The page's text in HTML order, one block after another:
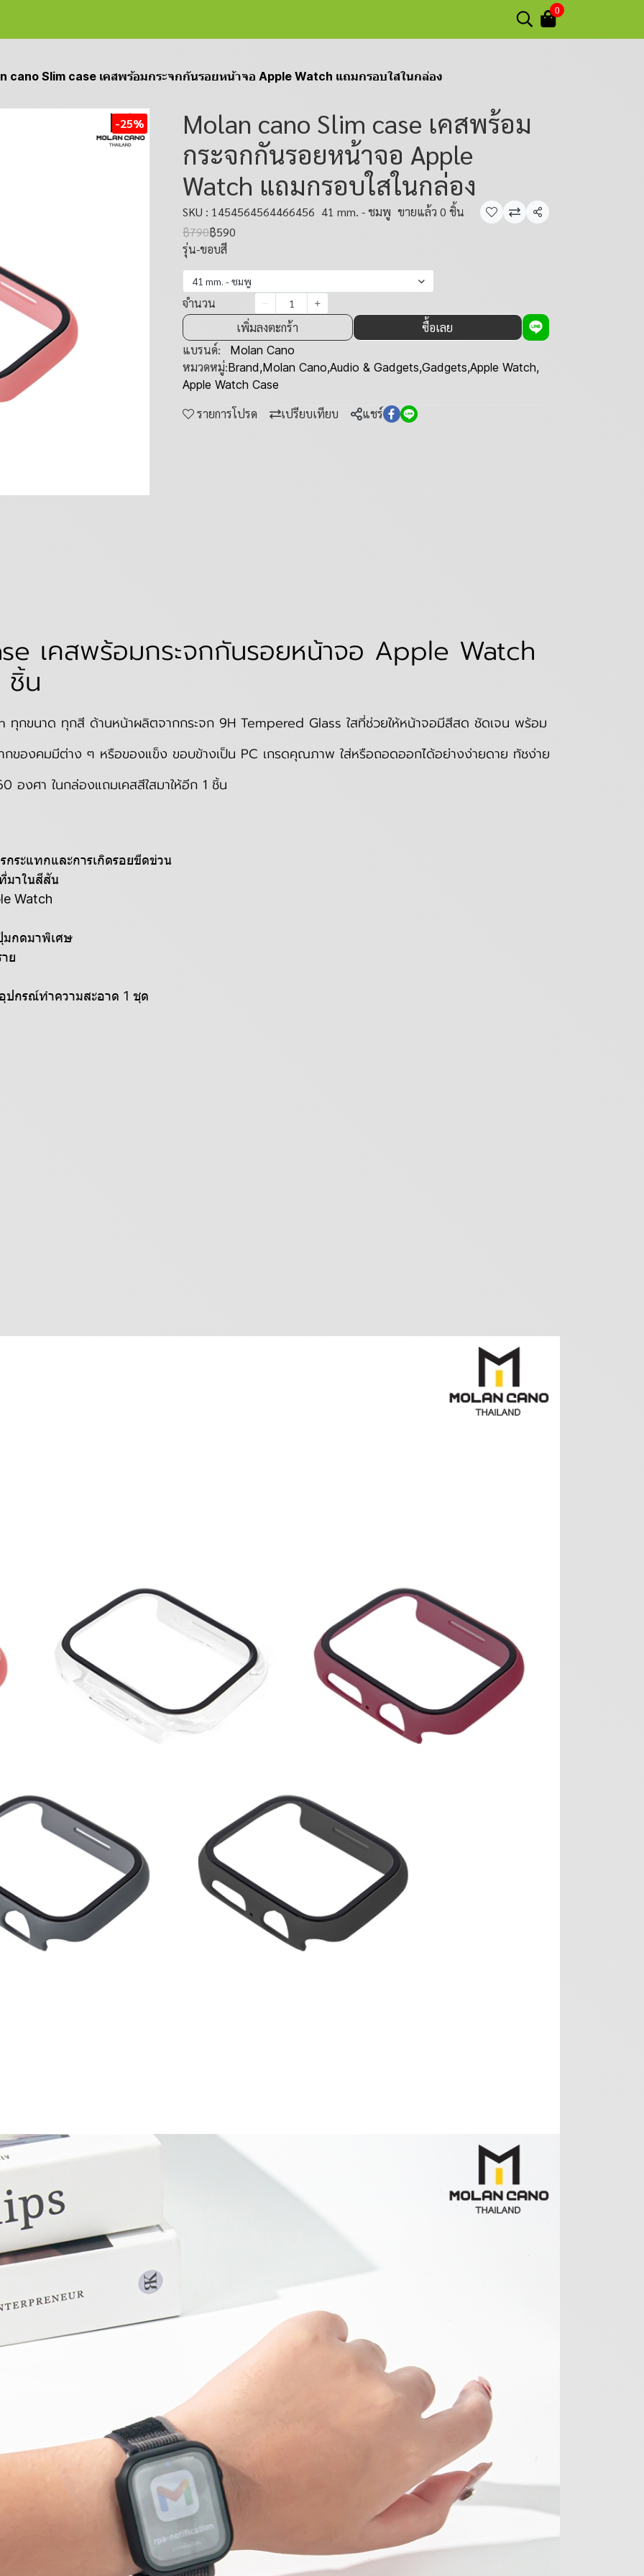
0
cano Slim case เคสพร้อมกระจกกันรอยหน้าจอ Apple Watch แถมกรอบใสในกล่อง
-25%
Molan cano Slim case เคสพร้อม
กระจกกันรอยหน้าจอ Apple
Watch แถมกรอบใสในกล่อง
SKU : 1454564564466456 41 mm. - ชมพู ขายแล้ว 0 ชิ้น
แชร์
฿790฿590
รุ่น-ขอบสี
41 mm. - ชมพู
จำนวน
เพิ่มลงตะกร้า
ซื้อเลย
แบรนด์:
Molan Cano
หมวดหมู่:Brand,Molan Cano,Audio & Gadgets,Gadgets,Apple Watch,
Apple Watch Case
รายการโปรด เปรียบเทียบ แชร์
เคสพร้อมกระจกกันรอยหน้าจอ Apple Watch
ชิ้น
กขนาด ทุกสี ด้านหน้าผลิตจากกระจก 9H Tempered Glass ใสที่ช่วยให้หน้าจอมีสีสด ชัดเจน พร้อม
ของคมมีต่าง ๆ หรือของแข็ง ขอบข้างเป็น PC เกรดคุณภาพ ใส่หรือถอดออกได้อย่างง่ายดาย ทัชง่าย
งศา ในกล่องแถมเคสสีใสมาให้อีก 1 ชิ้น
ระแทกและการเกิดรอยขีดข่วน
มาในสีสัน
Watch
มกดมาพิเศษ
ย
ปกรณ์ทำความสะอาด 1 ชุด